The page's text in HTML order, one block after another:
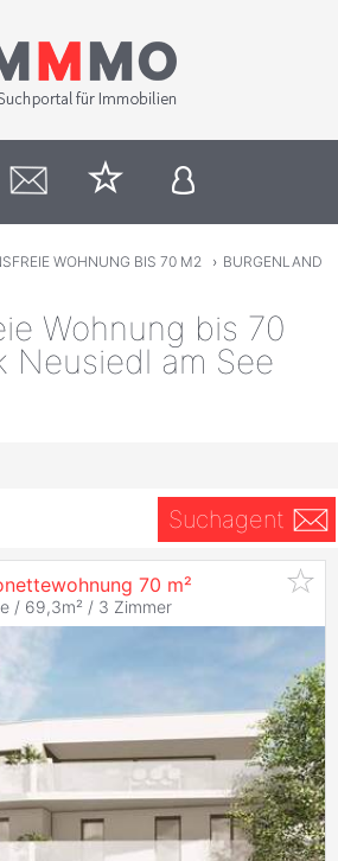
WOHNUNG BIS 70 M2 › BURGENLAND
Wohnung bis 70
Neusiedl am See
Suchagent
70 m²
/ 69,3m² / 3 Zimmer